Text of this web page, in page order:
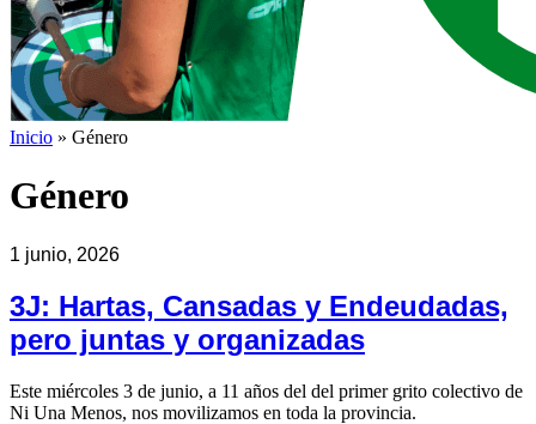
Inicio » Género
Género
1 junio, 2026
3J: Hartas, Cansadas y Endeudadas,
pero juntas y organizadas
Este miércoles 3 de junio, a 11 años del del primer grito colectivo de
Ni Una Menos, nos movilizamos en toda la provincia.